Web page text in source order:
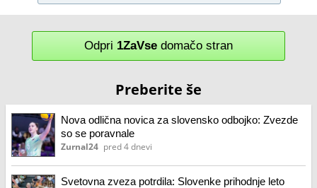
Odpri 1ZaVse domačo stran
Preberite še
Nova odlična novica za slovensko odbojko: Zvezde
so se poravnale
Zurnal24 pred 4 dnevi
Svetovna zveza potrdila: Slovenke prihodnje leto